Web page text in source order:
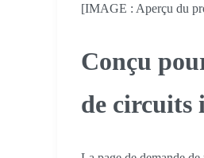
[IMAGE : Aperçu du
Conçu
de circuits